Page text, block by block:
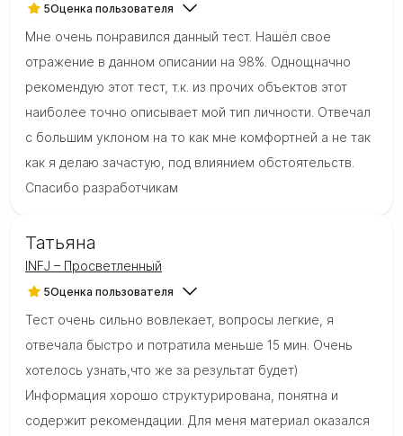
5Оценка пользователя
Мне очень понравился данный тест. Нашёл свое
отражение в данном описании на 98%. Однощначно
рекомендую этот тест, т.к. из прочих объектов этот
наиболее точно описывает мой тип личности. Отвечал
с большим уклоном на то как мне комфортней а не так
как я делаю зачастую, под влиянием обстоятельств.
Спасибо разработчикам
Татьяна
INFJ – Просветленный
5Оценка пользователя
Тест очень сильно вовлекает, вопросы легкие, я
отвечала быстро и потратила меньше 15 мин. Очень
хотелось узнать,что же за результат будет)
Информация хорошо структурирована, понятна и
содержит рекомендации. Для меня материал оказался